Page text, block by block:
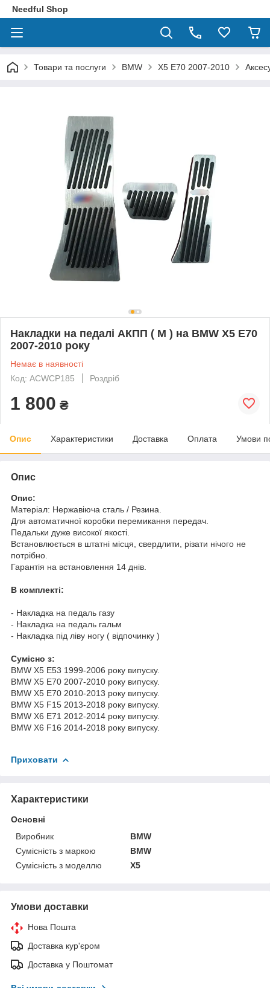
Needful Shop
Товари та послуги BMW X5 E70 2007-2010
Накладки на педалі АКПП ( М ) на BMW X5 E70
2007-2010 року
Немає в наявності
Код: ACWCP185
Роздріб
1 800 ₴
Опис Характеристики Доставка Оплата Умови
Опис
Опис:
Матеріал: Нержавіюча сталь / Резина.
Для автоматичної коробки перемикання передач.
Педальки дуже високої якості.
Встановлюється в штатні місця, свердлити, різати нічого не
потрібно.
Гарантія на встановлення 14 днів.
В комплекті:
- Накладка на педаль газу
- Накладка на педаль гальм
- Накладка під ліву ногу ( відпочинку )
Cумісно з:
BMW X5 E53 1999-2006 року випуску.
BMW X5 E70 2007-2010 року випуску.
BMW X5 E70 2010-2013 року випуску.
BMW X5 F15 2013-2018 року випуску.
BMW X6 E71 2012-2014 року випуску.
BMW X6 F16 2014-2018 року випуску.
Приховати
Характеристики
Основні
Виробник
BMW
Сумісність з маркою
BMW
Сумісність з моделлю
X5
Умови доставки
Нова Пошта
Доставка кур'єром
Доставка у Поштомат